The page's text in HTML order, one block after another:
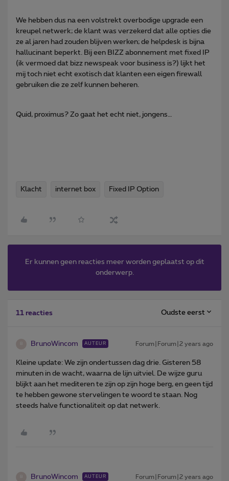
We hebben dus na een volstrekt overbodige upgrade een
kreupel netwerk; de klant was verzekerd dat alle opties die
ze al jaren had zouden blijven werken; de helpdesk is bijna
hallucinant beperkt. Bij een BIZZ abonnement met fixed IP
(ik vermoed dat bizz newspeak voor business is?) lijkt het
mij toch niet echt exotisch dat klanten een eigen firewall
gebruiken die ze zelf kunnen beheren.
Quid, proximus? Zo gaat het echt niet, jongens…
Klacht internet box Fixed IP Option
Er kunnen geen reacties meer worden geplaatst op dit
onderwerp.
11 reacties Oudste eerst
BrunoWincom AUTEUR Forum|Forum|2 years ago
Kleine update: We zijn ondertussen dag drie. Gisteren 58
minuten in de wacht, waarna de lijn uitviel. De wijze guru
blijkt aan het mediteren te zijn op zijn hoge berg, en geen tijd
te hebben gewone stervelingen te woord te staan. Nog
steeds halve functionaliteit op dat netwerk.
BrunoWincom AUTEUR Forum|Forum|2 years ago